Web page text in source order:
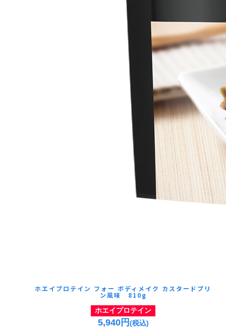
ホエイプロテイン フォー ボディメイク カスタードプリ
ン風味 810g
ホエイプロテイン
5,940円(税込)